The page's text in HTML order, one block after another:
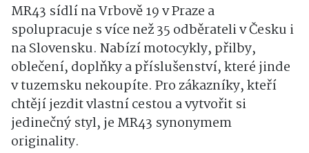
MR43 sídlí na Vrbově 19 v Praze a
spolupracuje s více než 35 odběrateli v Česku i
na Slovensku. Nabízí motocykly, přilby,
oblečení, doplňky a příslušenství, které jinde
v tuzemsku nekoupíte. Pro zákazníky, kteří
chtějí jezdit vlastní cestou a vytvořit si
jedinečný styl, je MR43 synonymem
originality.